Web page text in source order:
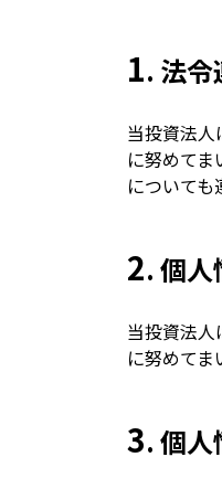
1. 法令
当投資法
に努めて
についても
2. 個
当投資法
に努めてま
3. 個